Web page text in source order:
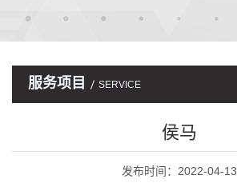
服务项目 SERVICE
侯马
发布时间：2022-04-13